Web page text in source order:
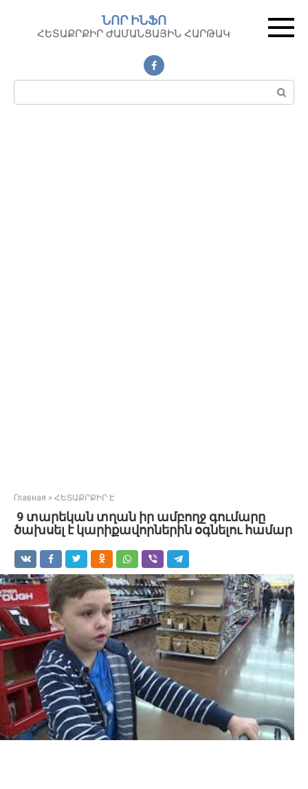
контенту
ՆՈՐ ԻՆՖՈ
ՀԵՏԱՔՐՔԻՐ ԺԱՄԱՆՑԱՅԻՆ ՀԱՐԹԱԿ
Поиск:
Главная » ՀԵՏԱՔՐՔԻՐ Է
9 տարեկան տղան իր ամբողջ գումարը
ծախսել է կարիքավորներին օգնելու համար